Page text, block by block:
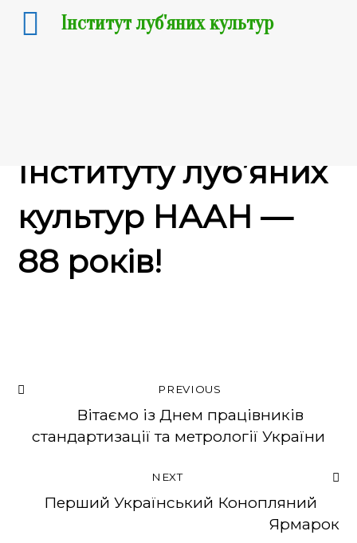
Інституту луб’яних
культур НААН —
88 років!
PREVIOUS
Вітаємо із Днем працівників
стандартизації та метрології України
NEXT
Перший Український Конопляний
Ярмарок
Інститут луб'яних культур